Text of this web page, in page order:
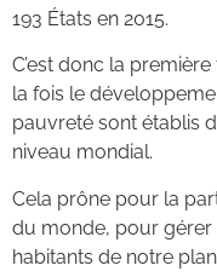
193 États en 2015.
C’est donc la
la fois le
pauvreté sont établis
niveau mondial.
Cela prône pour la
du monde, pour gérer
habitants de notre